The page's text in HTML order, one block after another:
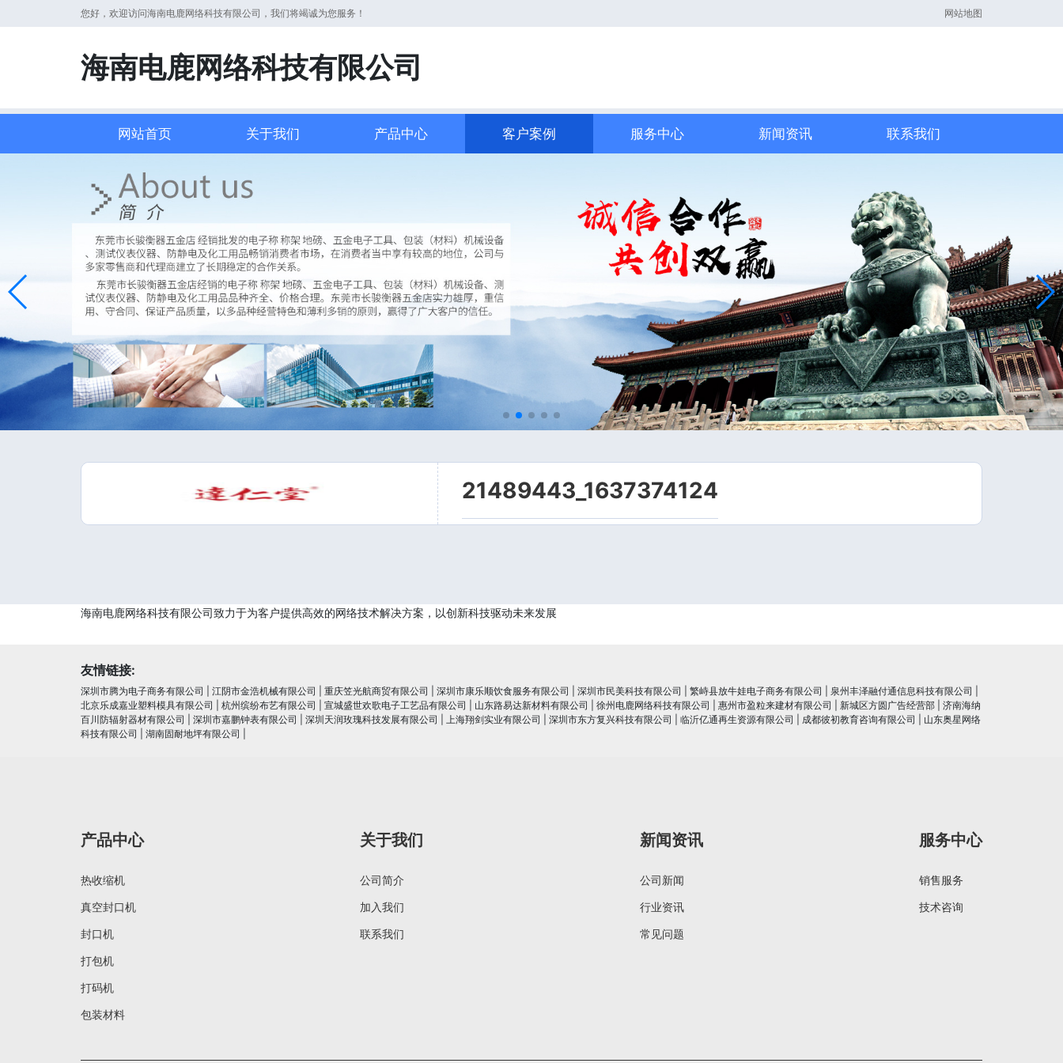
您好，欢迎访问海南电鹿网络科技有限公司，我们将竭诚为您服务！ 网站地图
海南电鹿网络科技有限公司
网站首页 关于我们 产品中心 客户案例 服务中心 新闻资讯 联系我们
21489443_1637374124
海南电鹿网络科技有限公司致力于为客户提供高效的网络技术解决方案，以创新科技驱动未来发展
友情链接:
深圳市腾为电子商务有限公司 江阴市金浩机械有限公司 重庆笠光航商贸有限公司 深圳市康乐顺饮食服务有限公司 深圳市民美科技有限公司 繁峙县放牛娃电子商务有限公司 泉州丰泽融付通信息科技有限公司
北京乐成嘉业塑料模具有限公司
杭州缤纷布艺有限公司 宣城盛世欢歌电子工艺品有限公司 山东路易达新材料有限公司 徐州电鹿网络科技有限公司 惠州市盈粒来建材有限公司 新城区方圆广告经营部
济南海纳
百川防辐射器材有限公司
深圳市嘉鹏钟表有限公司 深圳天润玫瑰科技发展有限公司 上海翔剑实业有限公司 深圳市东方复兴科技有限公司 临沂亿通再生资源有限公司 成都彼初教育咨询有限公司
山东奥星网络
科技有限公司
湖南固耐地坪有限公司
产品中心
热收缩机
真空封口机
封口机
打包机
打码机
包装材料
关于我们
公司简介
加入我们
联系我们
新闻资讯
公司新闻
行业资讯
常见问题
服务中心
销售服务
技术咨询